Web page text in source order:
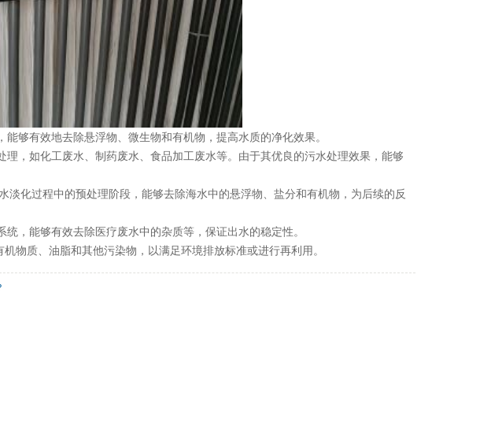
够有效地去除悬浮物、微生物和有机物，提高水质的净化效果。
，如化工废水、制药废水、食品加工废水等。由于其优良的污水处理效果，能够
淡化过程中的预处理阶段，能够去除海水中的悬浮物、盐分和有机物，为后续的反
，能够有效去除医疗废水中的杂质等，保证出水的稳定性。
物质、油脂和其他污染物，以满足环境排放标准或进行再利用。